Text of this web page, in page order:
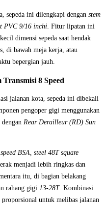
sepeda ini dilengkapi dengan stem
PVC 9/16 inchi . Fitur lipatan ini
dimensi sepeda saat hendak
di bawah meja kerja, atau
bepergian jauh.
8 Speed
jalanan kota, sepeda ini dibekali
pengoper gigi menggunakan
Rear Derailleur (RD) Sun
BSA, steel 48T square
menjadi lebih ringkas dan
itu, di bagian belakang
rahang gigi 13-28T. Kombinasi
untuk melibas jalanan